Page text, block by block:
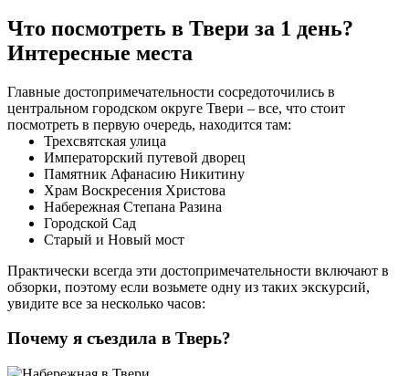
Что посмотреть в Твери за 1 день?
Интересные места
Главные достопримечательности сосредоточились в
центральном городском округе Твери – все, что стоит
посмотреть в первую очередь, находится там:
Трехсвятская улица
Императорский путевой дворец
Памятник Афанасию Никитину
Храм Воскресения Христова
Набережная Степана Разина
Городской Сад
Старый и Новый мост
Практически всегда эти достопримечательности включают в
обзорки, поэтому если возьмете одну из таких экскурсий,
увидите все за несколько часов:
Почему я съездила в Тверь?